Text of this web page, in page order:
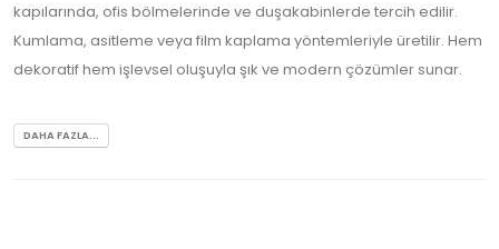
kapılarında, ofis bölmelerinde ve duşakabinlerde tercih edilir.
Kumlama, asitleme veya film kaplama yöntemleriyle üretilir. Hem
dekoratif hem işlevsel oluşuyla şık ve modern çözümler sunar.
DAHA FAZLA...